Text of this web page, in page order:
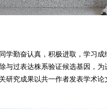
学勤奋认真，积极进取，学习
与过表达株系验证候选基因，
研究成果以共一作者发表学术